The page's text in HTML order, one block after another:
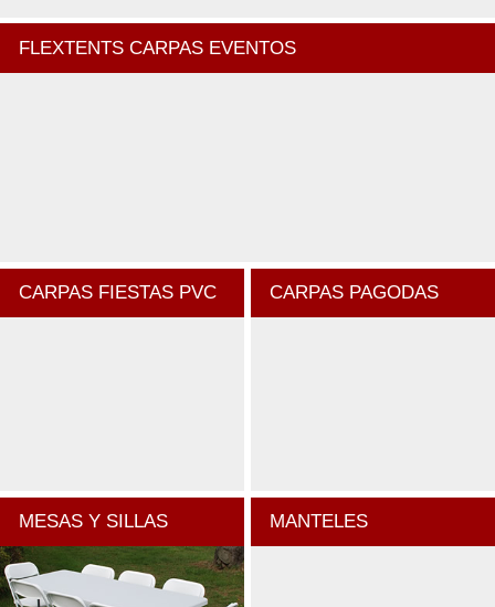
FLEXTENTS CARPAS EVENTOS
CARPAS FIESTAS PVC CARPAS PAGODAS
MESAS Y SILLAS MANTELES